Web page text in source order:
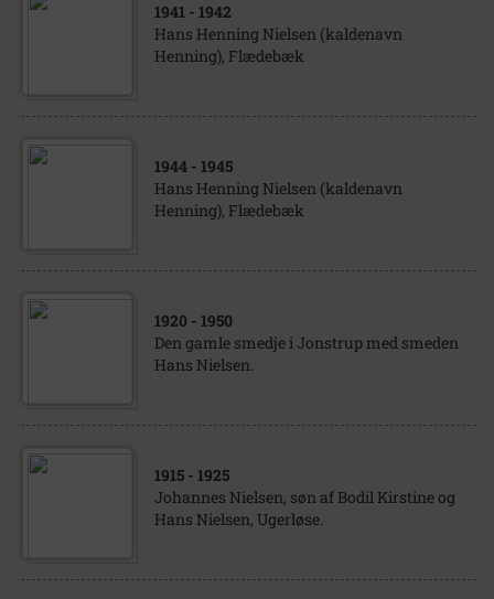
1941 - 1942
Hans Henning Nielsen (kaldenavn
Henning), Flædebæk
1944 - 1945
Hans Henning Nielsen (kaldenavn
Henning), Flædebæk
1920 - 1950
Den gamle smedje i Jonstrup med smeden
Hans Nielsen.
1915 - 1925
Johannes Nielsen, søn af Bodil Kirstine og
Hans Nielsen, Ugerløse.